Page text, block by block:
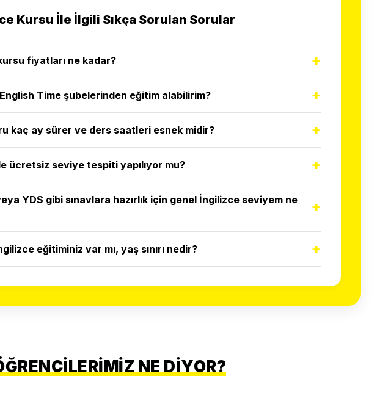
Kursu İle İlgili Sıkça Sorulan Sorular
fiyatları ne kadar? +
Time şubelerinden eğitim alabilirim? +
kaç ay sürer ve ders saatleri esnek midir? +
ücretsiz seviye tespiti yapılıyor mu? +
YDS gibi sınavlara hazırlık için genel İngilizce seviyem ne
+
eğitiminiz var mı, yaş sınırı nedir? +
NE DIYOR?